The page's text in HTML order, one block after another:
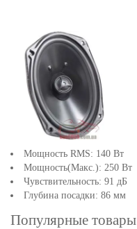
Мощность RMS: 140 Вт
Мощность(Макс.): 250 Вт
Чувствительность: 91 дБ
Глубина посадки: 86 мм
Популярные товары